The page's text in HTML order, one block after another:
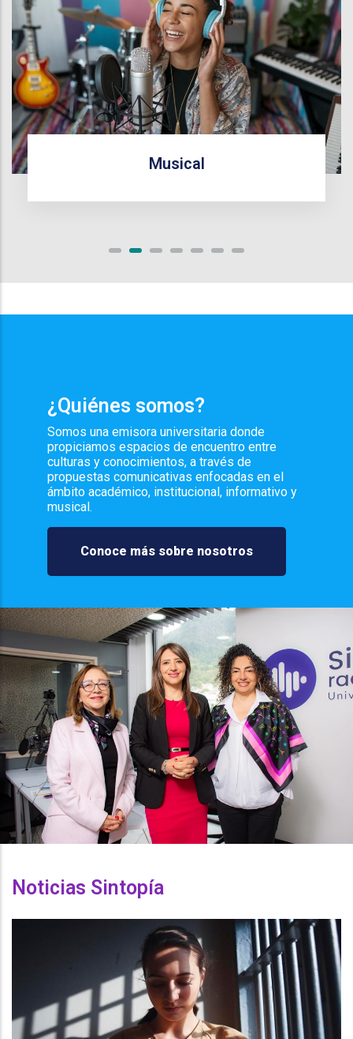
Musical
¿Quiénes somos?
Somos una emisora universitaria donde
propiciamos espacios de encuentro entre
culturas y conocimientos, a través de
propuestas comunicativas enfocadas en el
ámbito académico, institucional, informativo y
musical.
Conoce más sobre nosotros
Noticias Sintopía